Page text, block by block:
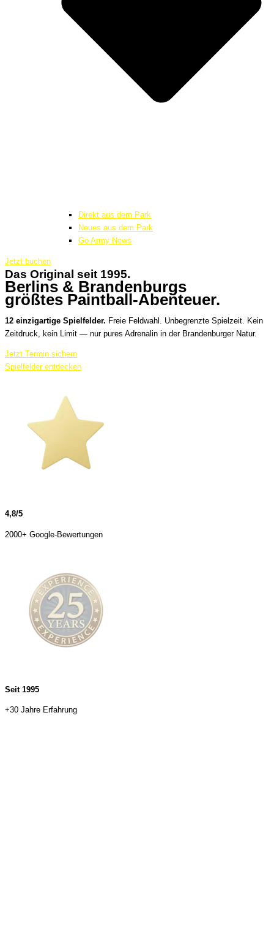
Direkt aus dem Park
Neues aus dem Park
Go Army News
Jetzt buchen
Das Original seit 1995.
Berlins & Brandenburgs
größtes Paintball-Abenteuer.
12 einzigartige Spielfelder. Freie Feldwahl. Unbegrenzte Spielzeit. Kein
Zeitdruck, kein Limit — nur pures Adrenalin in der Brandenburger Natur.
Jetzt Termin sichern
Spielfelder entdecken
4,8/5
2000+ Google-Bewertungen
Seit 1995
+30 Jahre Erfahrung